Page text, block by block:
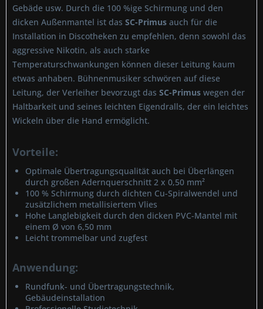
Gebäde usw. Durch die 100 %ige Schirmung und den
dicken Außenmantel ist das SC-Primus auch für die
Installation in Discotheken zu empfehlen, denn sowohl das
aggressive Nikotin, als auch starke
Temperaturschwankungen können dieser Leitung kaum
etwas anhaben. Bühnenmusiker schwören auf diese
Leitung, der Verleiher bevorzugt das SC-Primus wegen der
Haltbarkeit und seines leichten Eigendralls, der ein leichtes
Wickeln über die Hand ermöglicht.
Vorteile:
Optimale Übertragungsqualität auch bei Überlängen
durch großen Adernquerschnitt 2 x 0,50 mm²
100 % Schirmung durch dichten Cu-Spiralwendel und
zusätzlichem metallisiertem Vlies
Hohe Langlebigkeit durch den dicken PVC-Mantel mit
einem Ø von 6,50 mm
Leicht trommelbar und zugfest
Anwendung:
Rundfunk- und Übertragungstechnik,
Gebäudeinstallation